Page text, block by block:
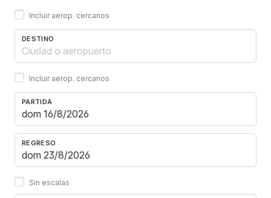
Incluir aerop. cercanos
DESTINO
Incluir aerop. cercanos
PARTIDA
REGRESO
Sin escalas